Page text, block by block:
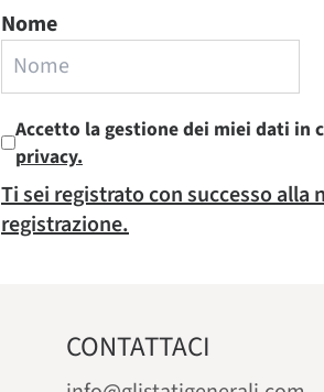
Nome
Accetto la gestione dei miei dati in
privacy.
Ti sei registrato con successo
registrazione.
CONTATTACI